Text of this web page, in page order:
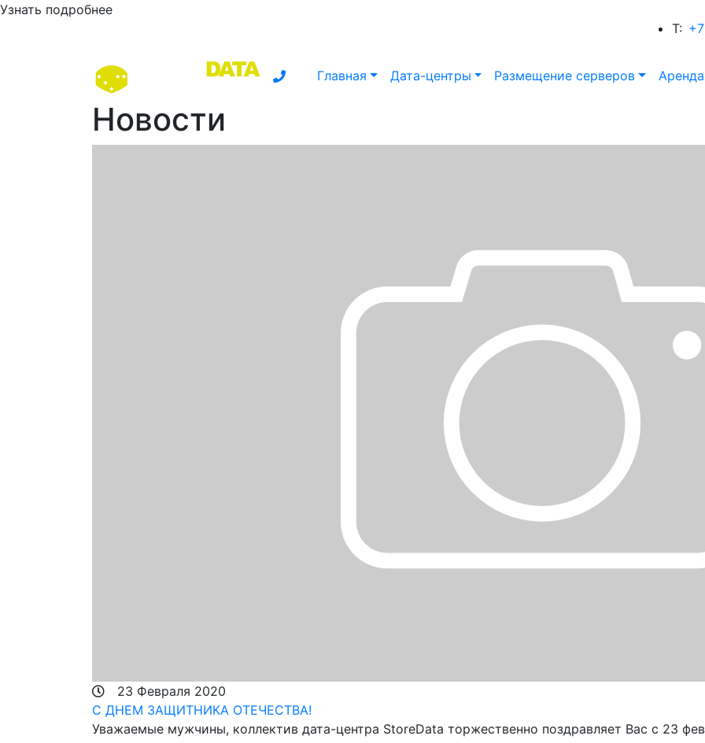
Узнать подробнее
T:
Главная Дата-центры Размещение серверов
Новости
23 Февраля 2020
С ДНЕМ ЗАЩИТНИКА ОТЕЧЕСТВА!
Уважаемые мужчины, коллектив дата-центра StoreData торжественно поздравляет Вас с 23